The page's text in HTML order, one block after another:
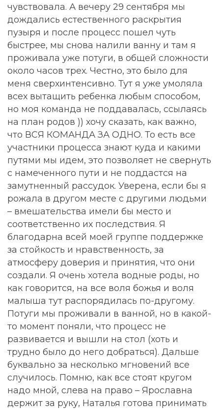
чувствовала. А вечеру 29 сентября мы
дождались естественного раскрытия
пузыря и после процесс пошел чуть
быстрее, мы снова налили ванну и там я
проживала уже потуги, в общей сложности
около часов трех. Честно, это было для
меня сверхинтенсивно. Тут я уже умоляла
всех вытащить ребенка любым способом,
но моя команда не поддавалась, ссылаясь
на план родов )) хочу сказать, как важно,
что ВСЯ КОМАНДА ЗА ОДНО. То есть все
участники процесса знают куда и какими
путями мы идем, это позволяет не свернуть
с намеченного пути и не поддастся на
замутненный рассудок. Уверена, если бы я
рожала в другом месте с другими людьми
– вмешательства имели бы место и
соответственно их последствия. Я
благодарна всей моей группе поддержке
за стойкость и нравственность, за
атмосферу доверия и принятия, что они
создали. Я очень хотела водные роды, но
как говорится, на все воля божья и воля
малыша тут распорядилась по-другому.
Потуги мы проживали в ванной, но в какой-
то момент поняли, что процесс не
развивается и вышли на стол (хоть и
трудно было до него добраться). Дальше
буквально за несколько мгновений все
случилось. Помню, как все стоят кругом
надо мной, слева на право – Ярославна
держит за руку, Наталья готова принимать